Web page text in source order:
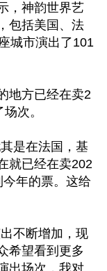
，神韵世界艺
包括美国、法
城市演出了101
地方已经在卖2
次。
是在法国，基
就已经在卖202
年的票。这给
不断增加，现
希望看到更多
出场次，我对